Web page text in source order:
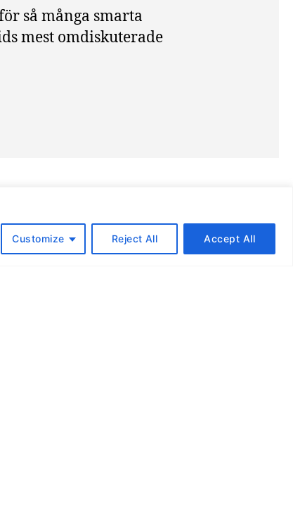
Customize Reject All Accept All
så många smarta
mest omdiskuterade
du förvänta